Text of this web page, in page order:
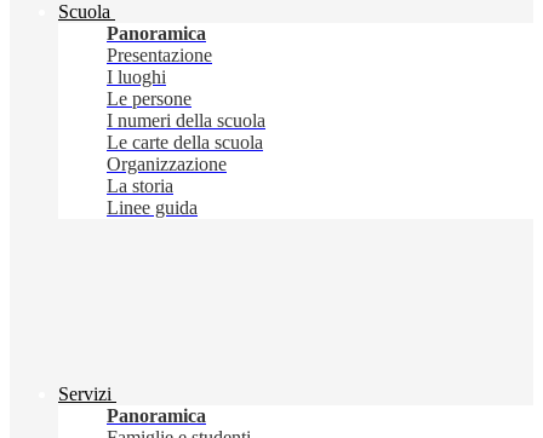
Scuola
Panoramica
Presentazione
I luoghi
Le persone
I numeri della scuola
Le carte della scuola
Organizzazione
La storia
Linee guida
Servizi
Panoramica